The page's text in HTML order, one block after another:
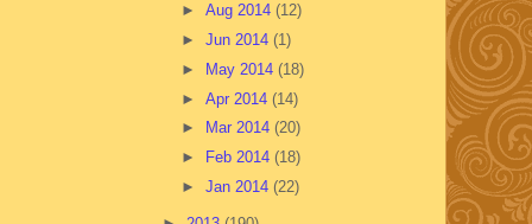
► Aug 2014 (12)
► Jun 2014 (1)
►
May 2014 (18)
► Apr 2014 (14)
►
Mar 2014 (20)
►
Feb 2014 (18)
► Jan 2014 (22)